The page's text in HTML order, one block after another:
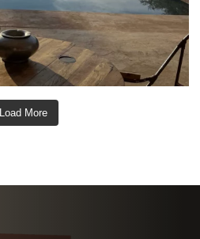
Load More